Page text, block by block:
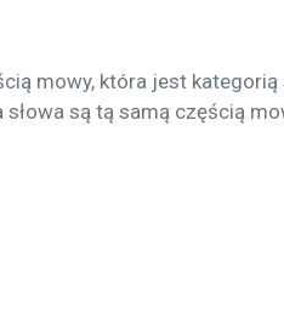
mowy, która jest
są tą samą częścią